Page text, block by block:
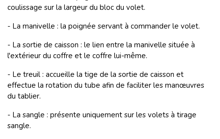
coulissage sur la largeur du bloc du volet.
- La manivelle : la poignée servant à commander le volet.
- La sortie de caisson : le lien entre la manivelle située à
l'extérieur du coffre et le coffre lui-même.
- Le treuil : accueille la tige de la sortie de caisson et
effectue la rotation du tube afin de faciliter les manœuvres
du tablier.
- La sangle : présente uniquement sur les volets à tirage
sangle.